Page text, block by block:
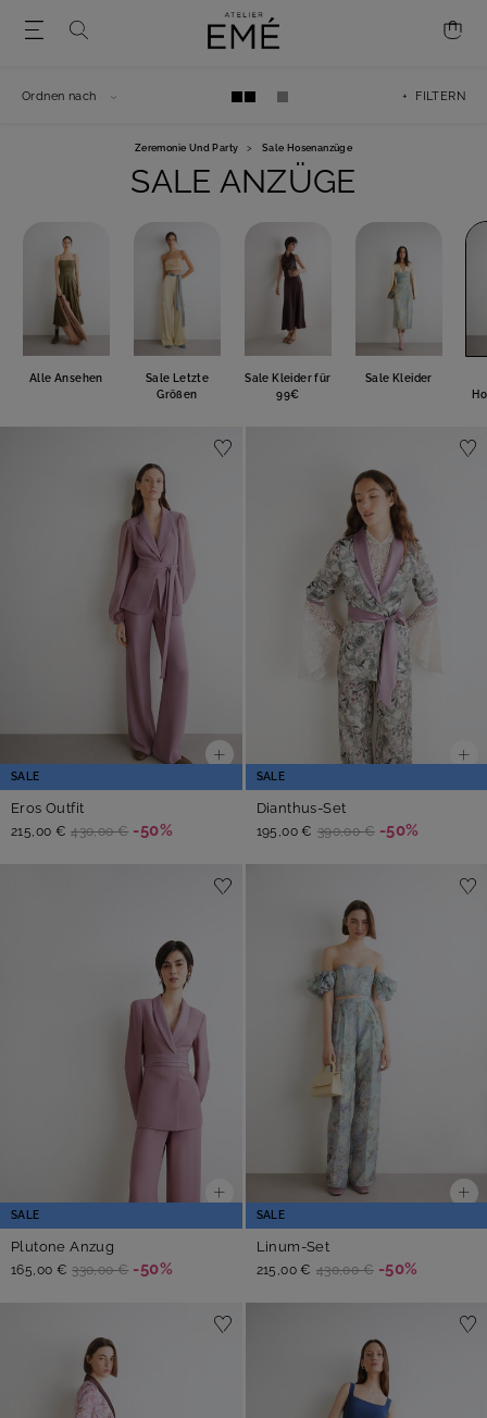
Zeremonie Und Party > Sale Hosenanzüge
SALE ANZÜGE
Alle Ansehen
Sale Letzte
Größen
Sale Kleider für
99€
Sale Kleider
+ FILTERN
Ordnen nach
SALE
Eros Outfit
215,00 € 430,00 € -50%
SALE
Dianthus-Set
195,00 € 390,00 € -50%
SALE
Plutone Anzug
165,00 € 330,00 € -50%
SALE
Linum-Set
215,00 € 430,00 € -50%